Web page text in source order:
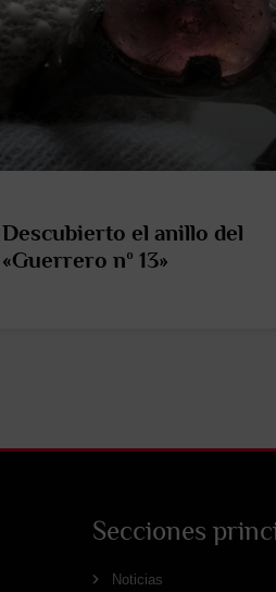
Descubierto el anillo del
«Guerrero nº 13»
Secciones
Noticias